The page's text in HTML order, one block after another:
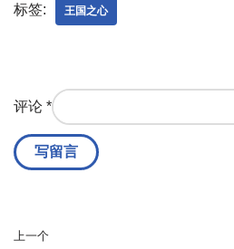
标签: 王国之心
评论 *
上一个